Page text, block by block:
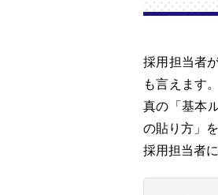
採用担当者
も言えます
真の「基本
の貼り方」
採用担当者